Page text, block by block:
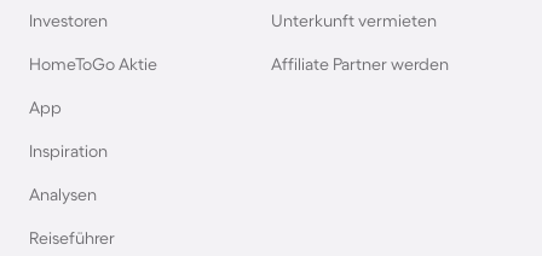
Rügen
Gardasee
Nordsee
Investoren
HomeToGo Aktie
App
Inspiration
Analysen
Reiseführer
Unterkunft vermieten
Affiliate Partner werden